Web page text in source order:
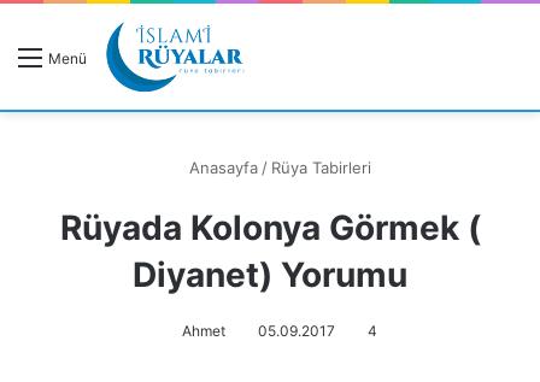
Menü
Anasayfa / Rüya Tabirleri
Rüyada Kolonya Görmek (
Diyanet) Yorumu
Ahmet 05.09.2017 4
Rüyanızı Arayın